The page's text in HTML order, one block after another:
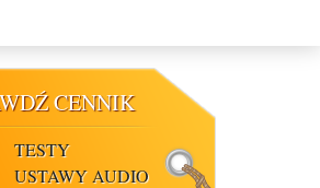
CENNIK
TESTY
USTAWY AUDIO